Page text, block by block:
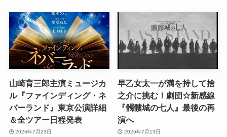
山崎育三郎主演ミュージカ
ル『ファインディング・ネ
バーランド』東京公演詳細
＆全ツアー日程発表
2026年7月23日
早乙女太一が満を持して捨
之介に挑む！劇団☆新感線
『髑髏城の七人』最後の再
演へ
2026年7月13日